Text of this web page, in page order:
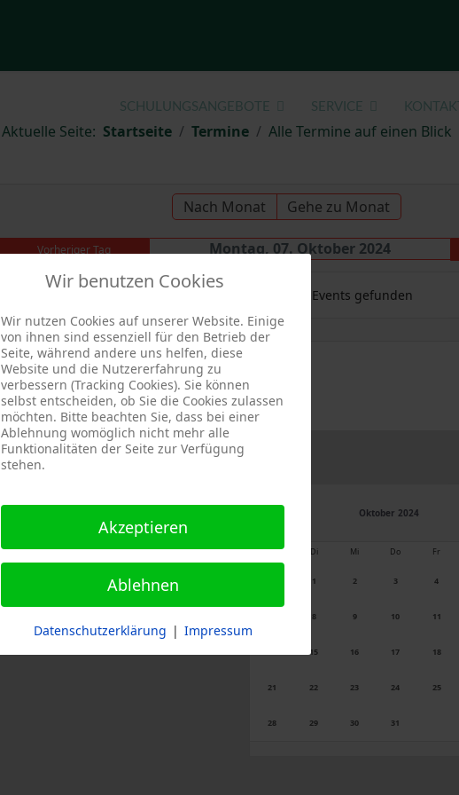
SCHULUNGSANGEBOTE SERVICE KONTAKT
Aktuelle Seite: Startseite Termine Alle Termine auf einen Blick
Nach Monat Gehe zu Monat
Vorheriger Tag Montag, 07. Oktober 2024
Es wurden keine Events gefunden
Oktober 2024
Mo Di Mi Do Fr
1 2 3 4
8 9 10 11
15 16 17 18
21 22 23 24 25
28 29 30 31
Wir benutzen Cookies
Wir nutzen Cookies auf unserer Website. Einige
von ihnen sind essenziell für den Betrieb der
Seite, während andere uns helfen, diese
Website und die Nutzererfahrung zu
verbessern (Tracking Cookies). Sie können
selbst entscheiden, ob Sie die Cookies zulassen
möchten. Bitte beachten Sie, dass bei einer
Ablehnung womöglich nicht mehr alle
Funktionalitäten der Seite zur Verfügung
stehen.
Akzeptieren
Ablehnen
Datenschutzerklärung | Impressum